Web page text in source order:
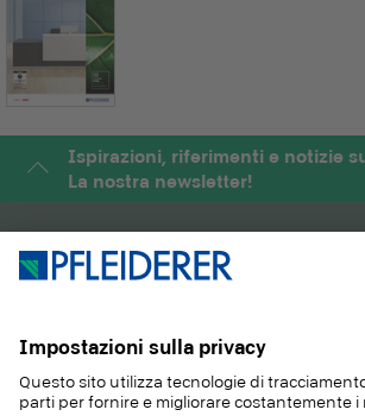
Ispirazioni, riferimenti e notizie
La nostra newsletter!
PRODOTTI
APPLICAZIONI